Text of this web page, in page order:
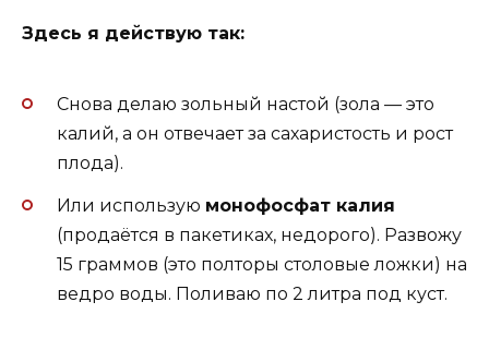
Здесь я действую так:
Снова делаю зольный настой (зола — это
калий, а он отвечает за сахаристость и рост
плода).
Или использую монофосфат калия
(продаётся в пакетиках, недорого). Развожу
15 граммов (это полторы столовые ложки) на
ведро воды. Поливаю по 2 литра под куст.